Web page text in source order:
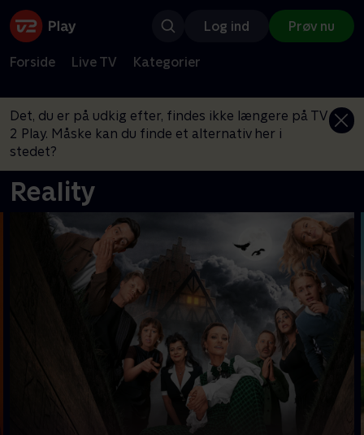
Log ind Prøv nu
Forside Live TV Kategorier
Det, du er på udkig efter, findes ikke længere på TV
2 Play. Måske kan du finde et alternativ her i
stedet?
Reality